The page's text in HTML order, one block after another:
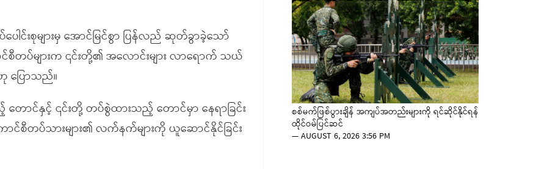
င်းစုများမှ အောင်မြင်စွာ ပြန်လည် ဆုတ်ခွာခဲ့သော်
တပ်များက ၎င်းတို့၏ အလောင်းများ လာရောက် သယ်
ပြောသည်။
ာင်နှင့် ၎င်းတို့ တပ်စွဲထားသည့် တောင်မှာ နေရာခြင်း
စီတပ်သားများ၏ လက်နက်များကို ယူဆောင်နိုင်ခြင်း
စစ်မက်ဖြစ်ပွားချိန် အကျပ်အတည်းများကို ရင်ဆိုင်နိုင်ရန်
ထိုင်ဝမ်ပြင်ဆင်
—AUGUST 6, 2026 3:56 PM